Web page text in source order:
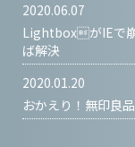
2020.06.07
LightboxがIEで
ば解決
2020.01.20
おかえり！無印良